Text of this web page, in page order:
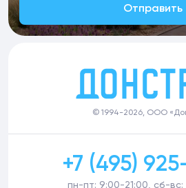
Отправить
© 1994-2026, ООО
+7 (495)
пн-пт: 9:00-21:00, сб-вс: